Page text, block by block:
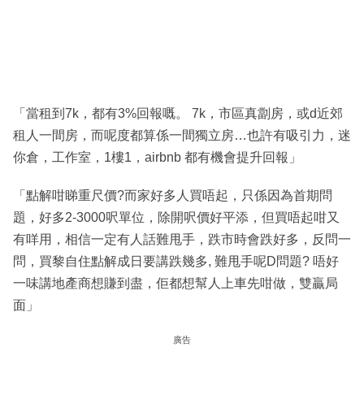
「當租到7k，都有3%回報嘅。 7k，市區真劏房，或d近郊
租人一間房，而呢度都算係一間獨立房…也許有吸引力，迷
你倉，工作室，1樓1，airbnb 都有機會提升回報」
「點解咁睇重尺價?而家好多人買唔起，只係因為首期問
題，好多2-3000呎單位，除開呎價好平添，但買唔起咁又
有咩用，相信一定有人話難甩手，跌市時會跌好多，反問一
問，買黎自住點解成日要講跌幾多, 難甩手呢D問題? 唔好
一味講地產商想賺到盡，佢都想幫人上車先咁做，雙贏局
面」
廣告